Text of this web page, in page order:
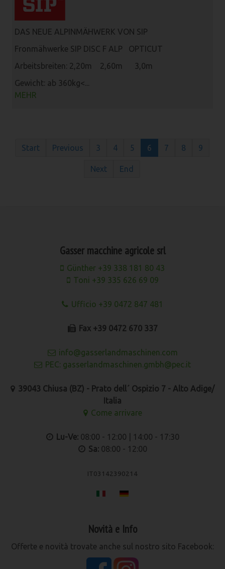
DAS NEUE ALPINMÄHWERK VON SIP
Fronmähwerke SIP DISC F ALP OPTICUT
Arbeitsbreiten: 2,20m 2,60m 3,0m
Gewicht: ab 360kg<...
MEHR
Start Previous 3 4 5 6 7 8 9
Next End
Gasser macchine agricole srl
Günther +39 338 181 80 43
Toni +39 335 626 69 09
Ufficio +39 0472 847 481
Fax +39 0472 670 337
info@gasserlandmaschinen.com
PEC: gasserlandmaschinen.gmbh@pec.it
39043 Chiusa (BZ) - Prato dell´ Ospizio 7 - Alto Adige/
Italia
Come arrivare
Lu-Ve:08:00 - 12:00 | 14:00 - 17:30
Sa:08:00 - 12:00
IT03142390214
Novità e Info
Offerte e novità trovate anche sul nostro sito Facebook: